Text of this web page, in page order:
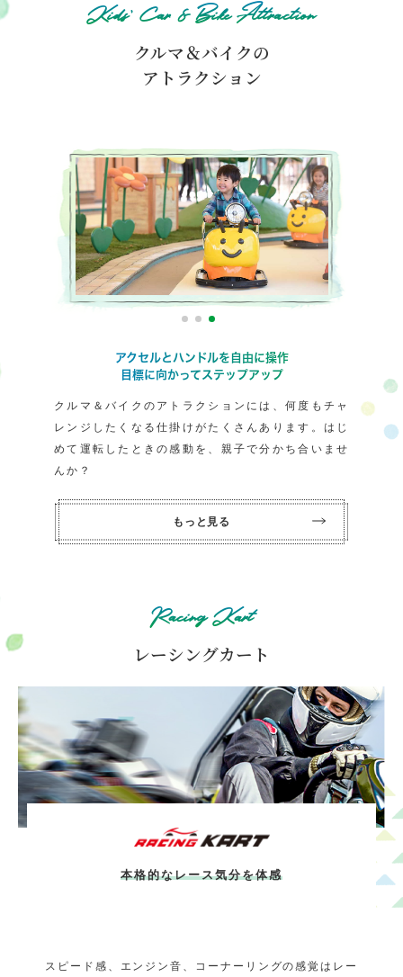
Kids’ Car & Bike Attraction
クルマ＆バイクの
アトラクション
アクセルとハンドルを自由に操作
目標に向かってステップアップ
クルマ＆バイクのアトラクションには、何度もチャ
レンジしたくなる仕掛けがたくさんあります。はじ
めて運転したときの感動を、親子で分かち合いませ
んか？
もっと見る
Racing Kart
レーシングカート
本格的なレース気分を体感
スピード感、エンジン音、コーナーリングの感覚はレー